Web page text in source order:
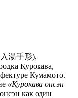
湯手形),
Курокава,
Кумамото.
«Курокава онсэн
как один